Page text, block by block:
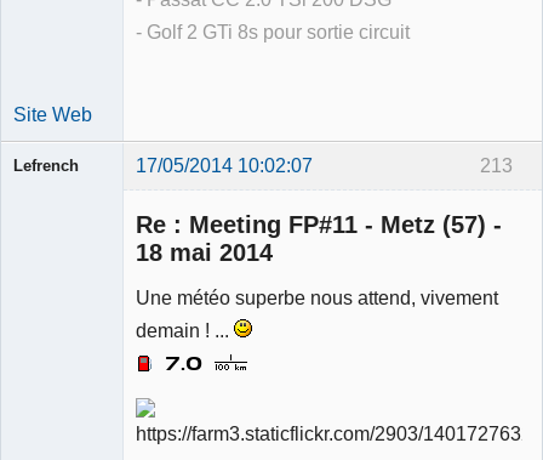
- Golf 2 GTi 8s pour sortie circuit
Site Web
213
Lefrench 17/05/2014 10:02:07
Re : Meeting FP#11 - Metz (57) -
18 mai 2014
Une météo superbe nous attend, vivement
demain ! ...